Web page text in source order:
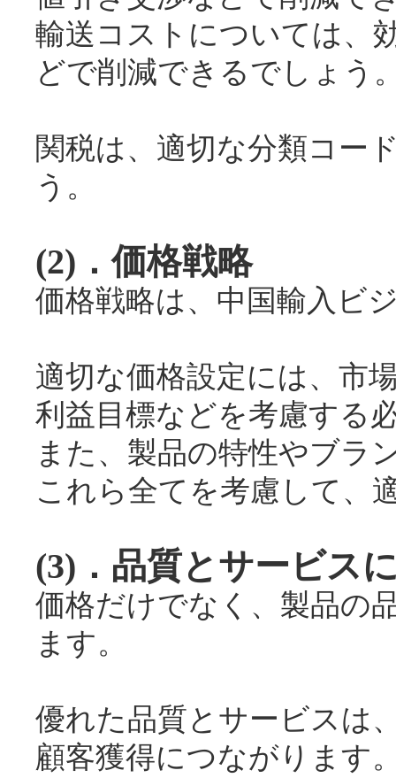
輸送コストについては、
どで削減できるでしょう
関税は、適切な分類コー
う。
(2)．価格戦略
価格戦略は、中国輸入ビ
適切な価格設定には、市
利益目標などを考慮する
また、製品の特性やブラ
これら全てを考慮して、
(3)．品質とサービス
価格だけでなく、製品の
ます。
優れた品質とサービスは
顧客獲得につながります